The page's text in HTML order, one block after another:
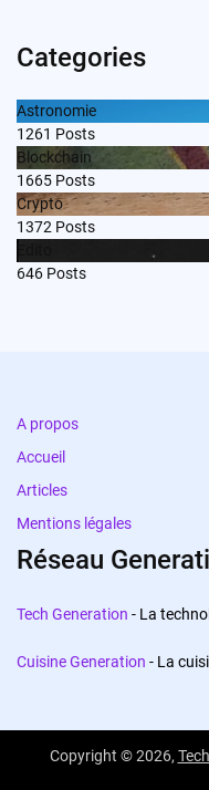
Categories
Astronomie
1261 Posts
Blockchain
1665 Posts
Crypto
1372 Posts
646 Posts
A propos
Accueil
Articles
Mentions légales
Réseau
Tech Generation - La
Cuisine Generation - La
Copyright © 2026,